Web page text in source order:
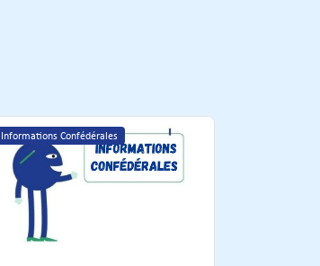
Informations Confédérales